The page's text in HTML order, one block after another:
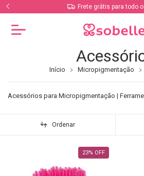
para todo o Brasil*
Início Micropigmentação
Acessórios para Micropigmentação |
Ordenar
23% OFF